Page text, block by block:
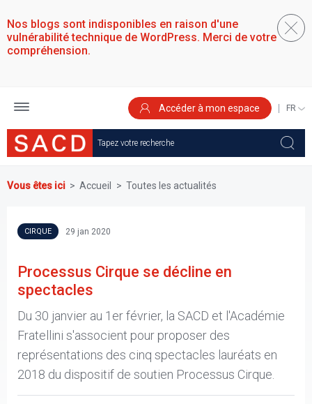
au
contenu
principal
Nos blogs sont indisponibles en raison d'une
vulnérabilité technique de WordPress. Merci de votre
compréhension.
Accéder à mon espace
YOUR
Vous êtes ici Accueil Toutes les actualités
CIRQUE 29 jan 2020
Processus Cirque se décline en
spectacles
Du 30 janvier au 1er février, la SACD et l'Académie
Fratellini s'associent pour proposer des
représentations des cinq spectacles lauréats en
2018 du dispositif de soutien Processus Cirque.